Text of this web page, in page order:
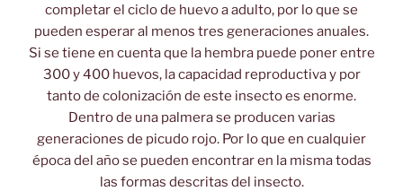
completar el ciclo de huevo a adulto, por lo que se
pueden esperar al menos tres generaciones anuales.
Si se tiene en cuenta que la hembra puede poner entre
300 y 400 huevos, la capacidad reproductiva y por
tanto de colonización de este insecto es enorme.
Dentro de una palmera se producen varias
generaciones de picudo rojo. Por lo que en cualquier
época del año se pueden encontrar en la misma todas
las formas descritas del insecto.